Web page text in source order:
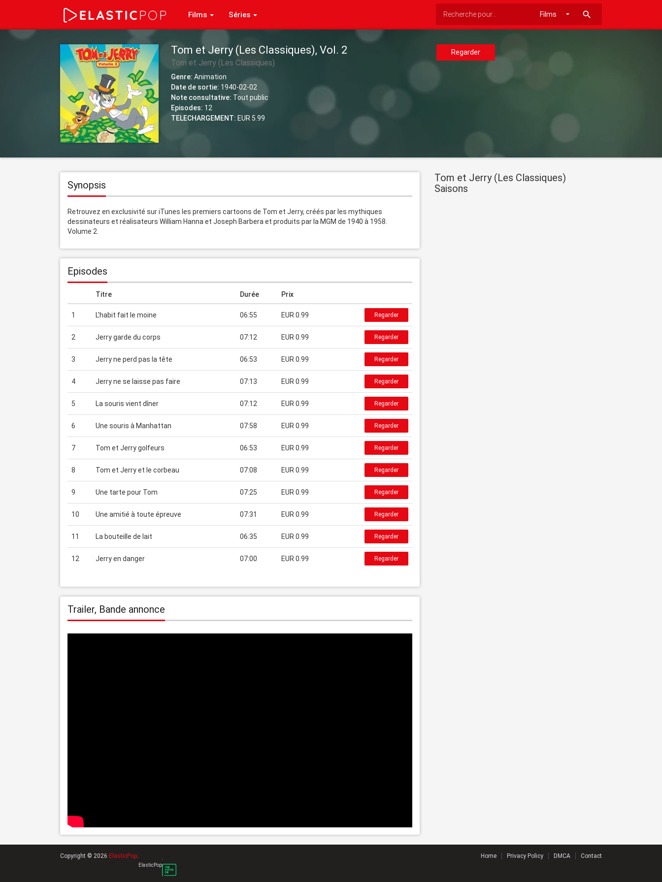
Films Séries search
Tom et Jerry (Les Classiques), Vol. 2
Tom et Jerry (Les Classiques)
Genre: Animation
Date de sortie: 1940-02-02
Note consultative: Tout public
Episodes: 12
TELECHARGEMENT: EUR 5.99
Regarder
Synopsis
Retrouvez en exclusivité sur iTunes les premiers cartoons de Tom et Jerry, créés par les mythiques
dessinateurs et réalisateurs William Hanna et Joseph Barbera et produits par la MGM de 1940 à 1958.
Volume 2.
Episodes
Titre Durée Prix
1 L'habit fait le moine 06:55 EUR 0.99 Regarder
2 Jerry garde du corps 07:12 EUR 0.99 Regarder
3 Jerry ne perd pas la tête 06:53 EUR 0.99 Regarder
4 Jerry ne se laisse pas faire 07:13 EUR 0.99 Regarder
5 La souris vient dîner 07:12 EUR 0.99 Regarder
6 Une souris à Manhattan 07:58 EUR 0.99 Regarder
7 Tom et Jerry golfeurs 06:53 EUR 0.99 Regarder
8 Tom et Jerry et le corbeau 07:08 EUR 0.99 Regarder
9 Une tarte pour Tom 07:25 EUR 0.99 Regarder
10 Une amitié à toute épreuve 07:31 EUR 0.99 Regarder
11 La bouteille de lait 06:35 EUR 0.99 Regarder
12 Jerry en danger 07:00 EUR 0.99 Regarder
Trailer, Bande annonce
Tom et Jerry (Les Classiques)
Saisons
Copyright © 2026 ElasticPop Home Privacy Policy DMCA Contact
ElasticPop